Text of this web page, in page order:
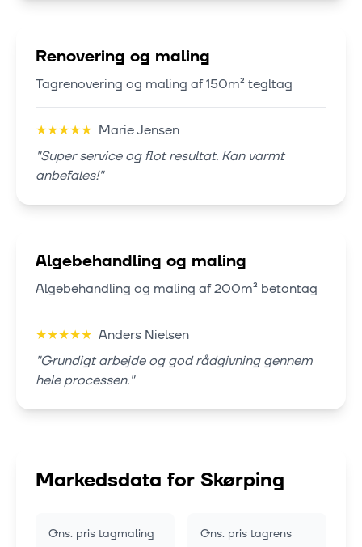
Renovering og maling
Tagrenovering og maling af 150m² tegltag
★★★★★ Marie Jensen
"Super service og flot resultat. Kan varmt
anbefales!"
Algebehandling og maling
Algebehandling og maling af 200m² betontag
★★★★★ Anders Nielsen
"Grundigt arbejde og god rådgivning gennem
hele processen."
Markedsdata for Skørping
Gns. pris tagmaling Gns. pris tagrens